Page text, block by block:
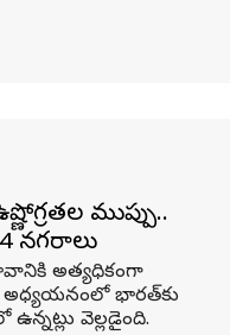
ముప్పు..
నగరాలు
అత్యధికంగా
అధ్యయనంలో భారత్‌కు
వెల్లడైంది.